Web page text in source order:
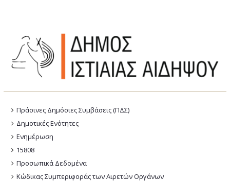
Πράσινες Δημόσιες Συμβάσεις (ΠΔΣ)
Δημοτικές Ενότητες
Ενημέρωση
15808
Προσωπικά Δεδομένα
Κώδικας Συμπεριφοράς των Αιρετών Οργάνων